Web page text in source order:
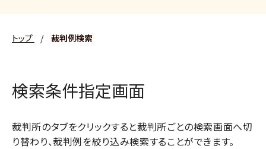
トップ / 裁判例検索
検索条件指定画面
裁判所のタブをクリックすると裁判所ごとの検索画面へ切
り替わり、裁判例を絞り込み検索することができます。